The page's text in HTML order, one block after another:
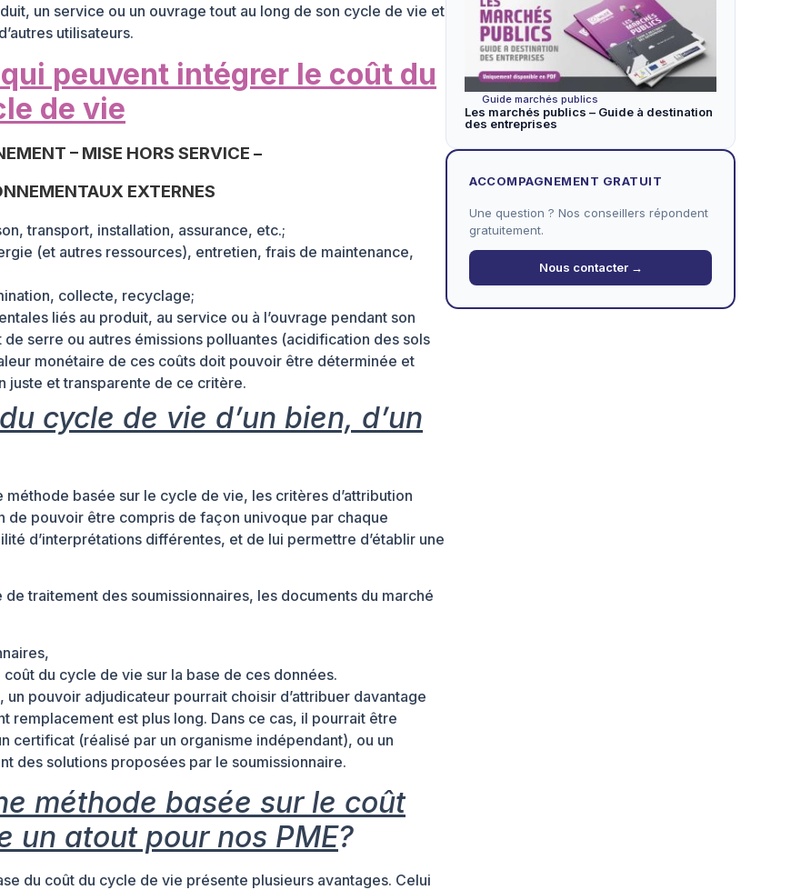
un service ou un ouvrage tout au long de son cycle de vie et
utilisateurs.
peuvent intégrer le coût du
de vie
– MISE HORS SERVICE –
EXTERNES
transport, installation, assurance, etc.;
(et autres ressources), entretien, frais de maintenance,
collecte, recyclage;
liés au produit, au service ou à l’ouvrage pendant son
serre ou autres émissions polluantes (acidification des sols
monétaire de ces coûts doit pouvoir être déterminée et
juste et transparente de ce critère.
cycle de vie d’un bien, d’un
basée sur le cycle de vie, les critères d’attribution
pouvoir être compris de façon univoque par chaque
d’interprétations différentes, et de lui permettre d’établir une
traitement des soumissionnaires, les documents du marché
du cycle de vie sur la base de ces données.
un pouvoir adjudicateur pourrait choisir d’attribuer davantage
remplacement est plus long. Dans ce cas, il pourrait être
certificat (réalisé par un organisme indépendant), ou un
des solutions proposées par le soumissionnaire.
méthode basée sur le coût
un atout pour nos PME?
du coût du cycle de vie présente plusieurs avantages. Celui
Guide marchés publics
Les marchés publics – Guide à destination
des entreprises
ACCOMPAGNEMENT GRATUIT
Une question ? Nos conseillers répondent
gratuitement.
Nous contacter →